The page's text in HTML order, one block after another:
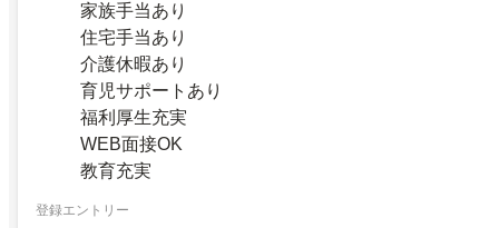
家族手当あり
住宅手当あり
介護休暇あり
育児サポートあり
福利厚生充実
WEB面接OK
教育充実
登録エントリー